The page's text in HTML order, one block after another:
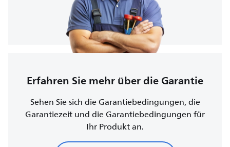
Erfahren Sie mehr über die Garantie
Sehen Sie sich die Garantiebedingungen, die
Garantiezeit und die Garantiebedingungen für
Ihr Produkt an.